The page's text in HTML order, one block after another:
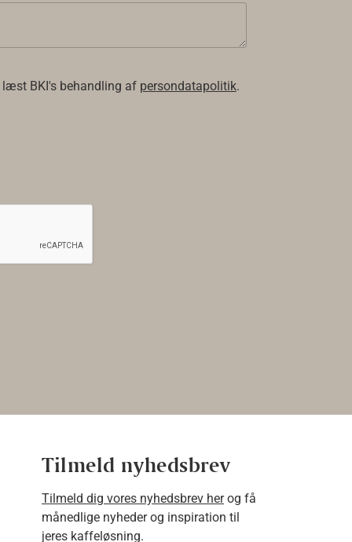
BKI's behandling af persondatapolitik.
Tilmeld nyhedsbrev
Tilmeld dig vores nyhedsbrev herog få
månedlige nyheder og inspiration til
jeres kaffeløsning.